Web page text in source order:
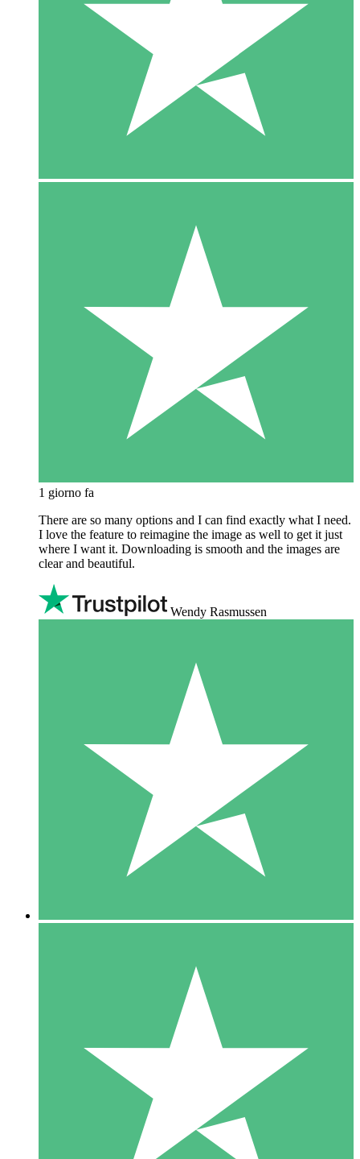
1 giorno fa
There are so many options and I can find exactly what I need.
I love the feature to reimagine the image as well to get it just
where I want it. Downloading is smooth and the images are
clear and beautiful.
Wendy Rasmussen